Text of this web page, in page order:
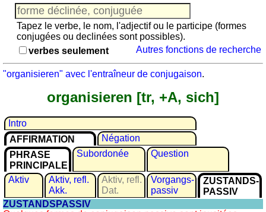
Jeu
avec
des
nombres
de
langues
anglais
espagnol
français
italien
latin
portugais
roumain
néerlandais
Tapez le verbe, le nom, l'adjectif ou le participe (formes
conjugées ou declinées sont possibles).
verbes seulement
Autres fonctions de recherche
"organisieren" avec l'entraîneur de conjugaison.
organisieren [tr, +A, sich]
Intro
AFFIRMATION
Négation
PHRASE
PRINCIPALE
Subordonée Question
Aktiv
Aktiv, refl.
Akk.
Aktiv, refl.
Dat.
Vorgangs­
passiv
ZUSTANDS­
PASSIV
ZUSTANDSPASSIV